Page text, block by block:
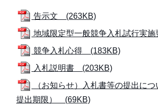
告示文 (263KB)
地域限定型一般競争入札試行実
競争入札心得 (183KB)
入札説明書 (203KB)
（お知らせ）入札書等の提出につ
提出期限） (69KB)